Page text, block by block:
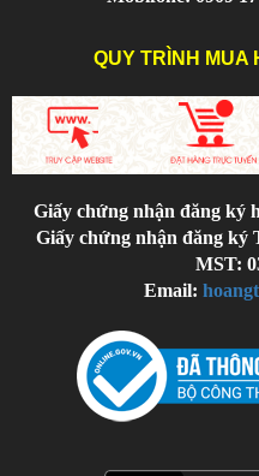
QUY TRÌNH MUA
Giấy chứng nhận đăng ký
Giấy chứng nhận đăng ký
MST:
Email: